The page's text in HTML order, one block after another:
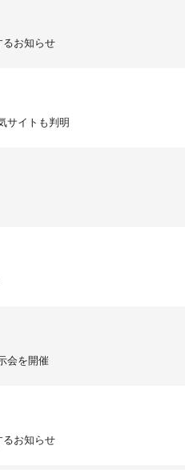
るお知らせ
サイトも判明
会を開催
るお知らせ